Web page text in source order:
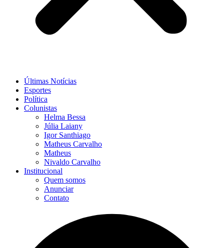
Últimas Notícias
Esportes
Política
Colunistas
Helma Bessa
Júlia Laiany
Igor Santhiago
Matheus Carvalho
Matheus
Nivaldo Carvalho
Institucional
Quem somos
Anunciar
Contato